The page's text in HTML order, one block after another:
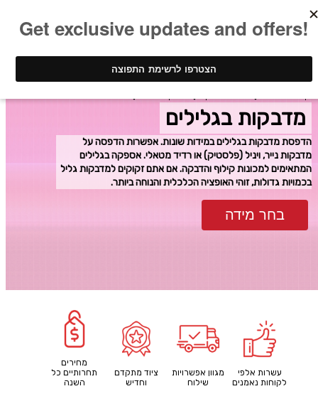
מדבקות בגלילים
הדפסת מדבקות בגלילים במידות שונות. אפשרות הדפסה על
מדבקות נייר, ויניל (פלסטיק) או רדיד מטאלי. אספקה בגלילים
המתאימים למכונות קילוף והדבקה. אם אתם זקוקים למדבקות גליל
בכמויות גדולות, זוהי האופציה הכלכלית והנוחה ביותר.
בחר מידה
מחירים
תחרותיים כל
השנה
ציוד מתקדם
וחדיש
מגוון אפשרויות
שילוח
עשרות אלפי
לקוחות נאמנים